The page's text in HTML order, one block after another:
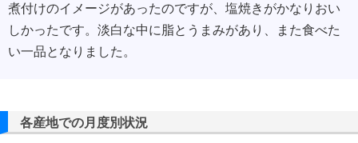
煮付けのイメージがあったのですが、塩焼きがかなりおい
しかったです。淡白な中に脂とうまみがあり、また食べた
い一品となりました。
各産地での月度別状況